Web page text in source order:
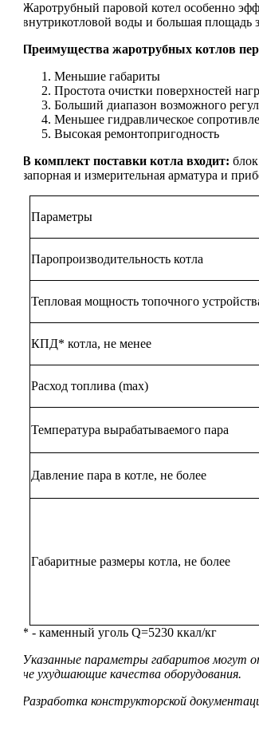
Жаротрубный паровой котел особенно
внутрикотловой воды и большая площадь
Преимущества жаротрубных котлов
Меньшие габариты
Простота очистки поверхностей
Больший диапазон возможного
Меньшее гидравлическое
Высокая ремонтопригодность
В комплект поставки котла входит:
запорная и измерительная арматура и
Параметры
Паропроизводительность котла
Тепловая мощность топочного
КПД* котла, не менее
Расход топлива (max)
Температура вырабатываемого пара
Давление пара в котле, не более
Габаритные размеры котла, не более
* - каменный уголь Q=5230 ккал/кг
Указанные параметры габаритов могут
не ухудшающие качества оборудования.
Разработка конструкторской